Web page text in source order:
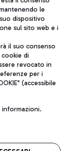
e
P.
Fiumicino (RM)
le
dispositivo
sul sito web e i
il suo consenso
di
revocato in
per i
(accessibile